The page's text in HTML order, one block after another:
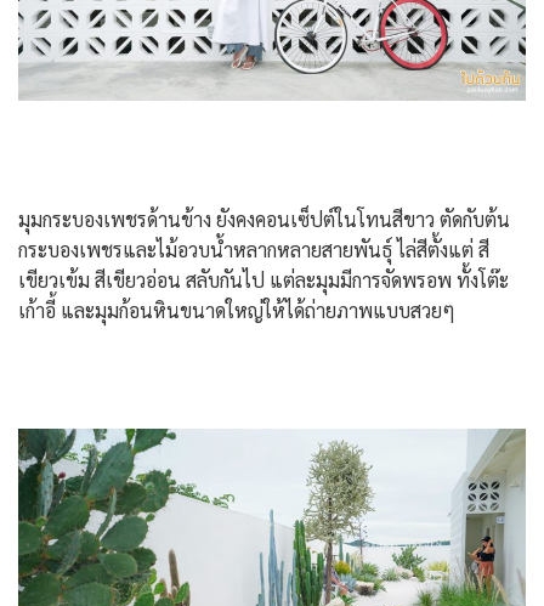
มุมกระบองเพชรด้านข้าง ยังคงคอนเซ็ปต์ในโทนสีขาว ตัดกับต้น
กระบองเพชรและไม้อวบน้ำหลากหลายสายพันธุ์ ไล่สีตั้งแต่ สี
เขียวเข้ม สีเขียวอ่อน สลับกันไป แต่ละมุมมีการจัดพรอพ ทั้งโต๊ะ
เก้าอี้ และมุมก้อนหินขนาดใหญ่ให้ได้ถ่ายภาพแบบสวยๆ